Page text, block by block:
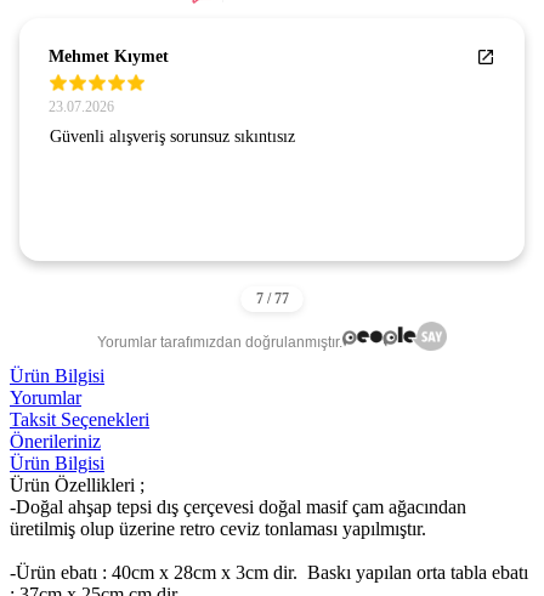
Mehmet Kıymet
23.07.2026
Güvenli alışveriş sorunsuz sıkıntısız
Yorumlar tarafımızdan doğrulanmıştır.
Ürün Bilgisi
Yorumlar
Taksit Seçenekleri
Önerileriniz
Ürün Bilgisi
Ürün Özellikleri ;
-Doğal ahşap tepsi dış çerçevesi doğal masif çam ağacından
üretilmiş olup üzerine retro ceviz tonlaması yapılmıştır.
-Ürün ebatı : 40cm x 28cm x 3cm dir. Baskı yapılan orta tabla ebatı